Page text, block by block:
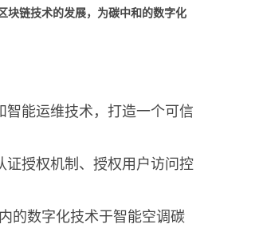
块链技术的发展，为碳中和的数字化
能运维技术，打造一个可信
证授权机制、授权用户访问控
的数字化技术于智能空调碳